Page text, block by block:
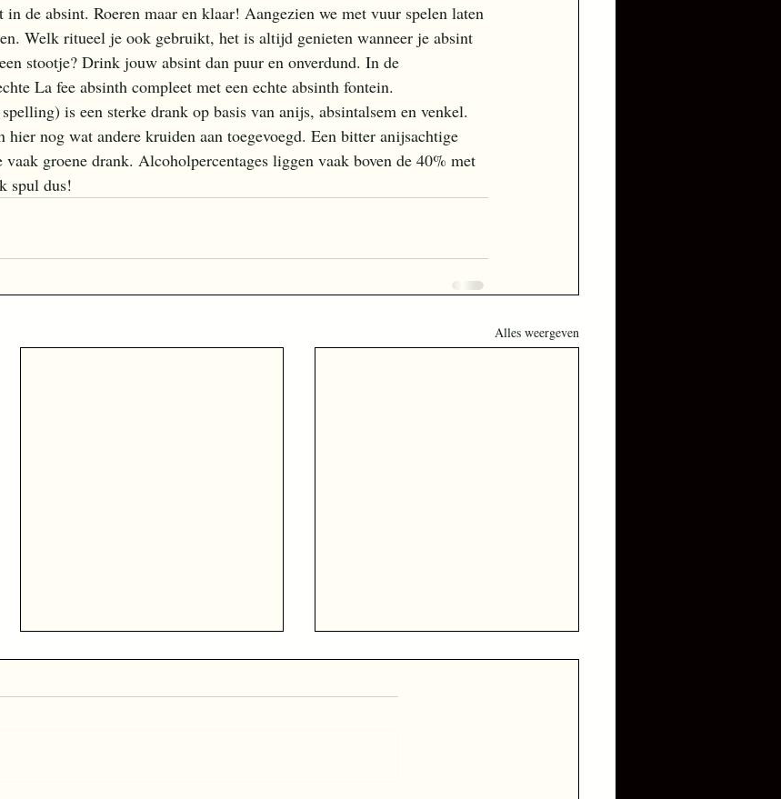
in de absint. Roeren maar en klaar! Aangezien we met vuur spelen laten
Welk ritueel je ook gebruikt, het is altijd genieten wanneer je absint
stootje? Drink jouw absint dan puur en onverdund. In de
La fee absinth compleet met een echte absinth fontein.
is een sterke drank op basis van anijs, absintalsem en venkel.
nog wat andere kruiden aan toegevoegd. Een bitter anijsachtige
vaak groene drank. Alcoholpercentages liggen vaak boven de 40% met
spul dus!
Alles weergeven